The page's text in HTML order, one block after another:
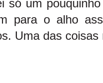
só um
para o alho
Uma das